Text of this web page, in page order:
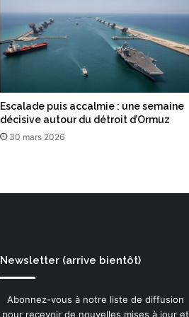
Escalade puis accalmie : une semaine
décisive autour du détroit d’Ormuz
30 mars 2026
Newsletter (arrive bientôt)
Abonnez-vous à notre liste de diffusion
pour recevoir de nouvelles mises à jour et